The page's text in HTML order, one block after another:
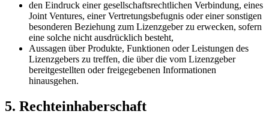
den Eindruck einer gesellschaftsrechtlichen Verbindung, eines
Joint Ventures, einer Vertretungsbefugnis oder einer sonstigen
besonderen Beziehung zum Lizenzgeber zu erwecken, sofern
eine solche nicht ausdrücklich besteht,
Aussagen über Produkte, Funktionen oder Leistungen des
Lizenzgebers zu treffen, die über die vom Lizenzgeber
bereitgestellten oder freigegebenen Informationen
hinausgehen.
5. Rechteinhaberschaft